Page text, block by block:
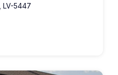
LV-5447